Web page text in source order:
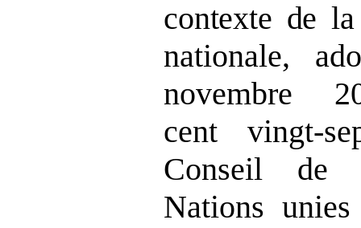
contexte de
nationale,
novembre
cent
Conseil de
Nations